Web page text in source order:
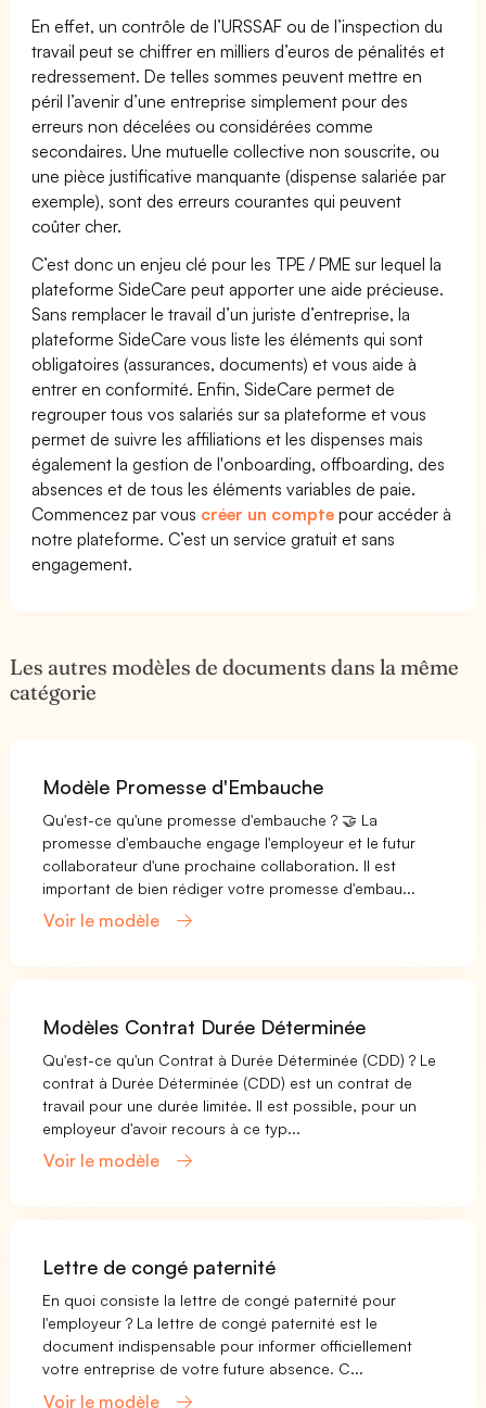
En effet, un contrôle de l’URSSAF ou de l’inspection du
travail peut se chiffrer en milliers d’euros de pénalités et
redressement. De telles sommes peuvent mettre en
péril l’avenir d’une entreprise simplement pour des
erreurs non décelées ou considérées comme
secondaires. Une mutuelle collective non souscrite, ou
une pièce justificative manquante (dispense salariée par
exemple), sont des erreurs courantes qui peuvent
coûter cher.
C’est donc un enjeu clé pour les TPE / PME sur lequel la
plateforme SideCare peut apporter une aide précieuse.
Sans remplacer le travail d’un juriste d’entreprise, la
plateforme SideCare vous liste les éléments qui sont
obligatoires (assurances, documents) et vous aide à
entrer en conformité. Enfin, SideCare permet de
regrouper tous vos salariés sur sa plateforme et vous
permet de suivre les affiliations et les dispenses mais
également la gestion de l'onboarding, offboarding, des
absences et de tous les éléments variables de paie.
Commencez par vous créer un compte pour accéder à
notre plateforme. C’est un service gratuit et sans
engagement.
Les autres modèles de documents dans la même
catégorie
Modèle Promesse d'Embauche
Qu'est-ce qu'une promesse d'embauche ? 🤝 La
promesse d'embauche engage l'employeur et le futur
collaborateur d'une prochaine collaboration. Il est
important de bien rédiger votre promesse d'embau...
Voir le modèle
Modèles Contrat Durée Déterminée
Qu'est-ce qu'un Contrat à Durée Déterminée (CDD) ? Le
contrat à Durée Déterminée (CDD) est un contrat de
travail pour une durée limitée. Il est possible, pour un
employeur d'avoir recours à ce typ...
Voir le modèle
Lettre de congé paternité
En quoi consiste la lettre de congé paternité pour
l'employeur ? La lettre de congé paternité est le
document indispensable pour informer officiellement
votre entreprise de votre future absence. C...
Voir le modèle